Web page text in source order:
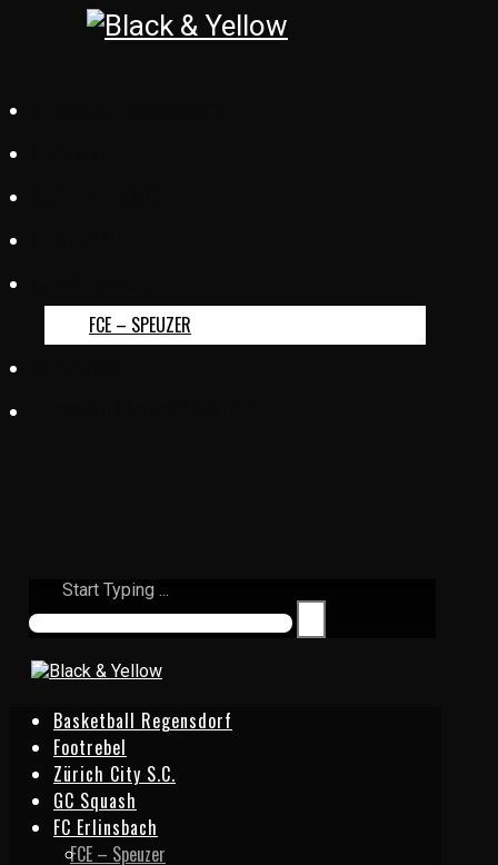
FCE – SPEUZER
Start Typing ...
Basketball Regensdorf
Footrebel
Zürich City S.C.
GC Squash
FC Erlinsbach
FCE – Speuzer